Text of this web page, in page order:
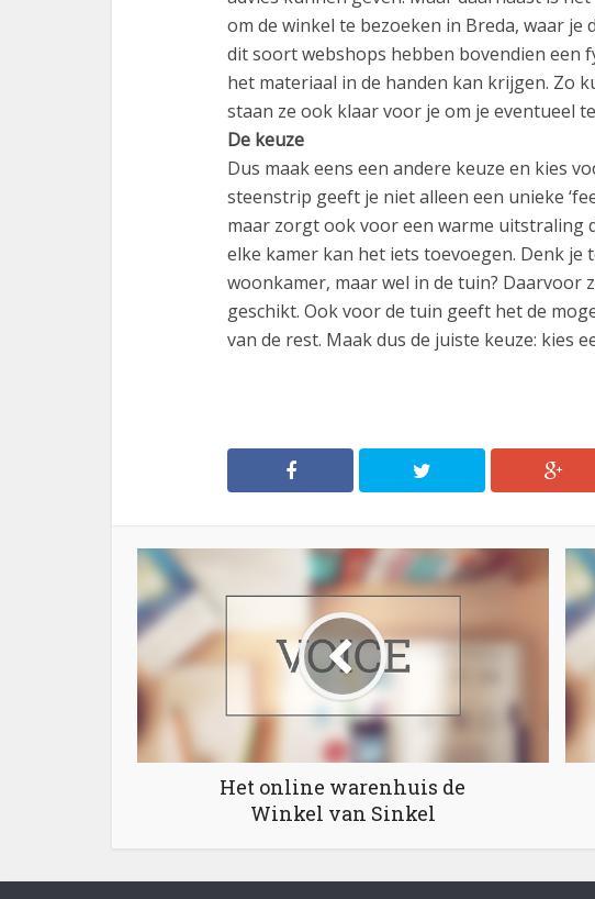
om de winkel te bezoeken in Breda, waar je
dit soort webshops hebben bovendien een
het materiaal in de handen kan krijgen. Zo
staan ze ook klaar voor je om je eventueel
De keuze
Dus maak eens een andere keuze en kies
steenstrip geeft je niet alleen een unieke
maar zorgt ook voor een warme uitstraling
elke kamer kan het iets toevoegen. Denk je
woonkamer, maar wel in de tuin? Daarvoor
geschikt. Ook voor de tuin geeft het de
van de rest. Maak dus de juiste keuze: kies
Het online warenhuis de
Winkel van Sinkel